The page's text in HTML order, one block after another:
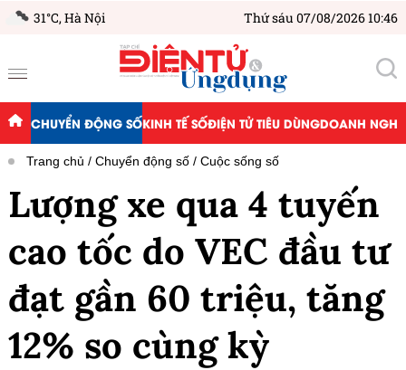
31°C,Hà Nội Thứ sáu 07/08/2026 10:46
CHUYỂN ĐỘNG SỐKINH TẾ SỐĐIỆN TỬ TIÊU DÙNGDOANH
Trang chủ Chuyển động số Cuộc sống số
Lượng xe qua 4 tuyến
cao tốc do VEC đầu tư
đạt gần 60 triệu, tăng
12% so cùng kỳ